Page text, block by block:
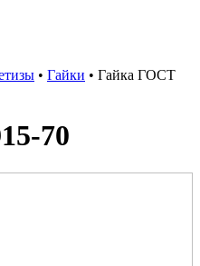
• Гайки • Гайка ГОСТ
70